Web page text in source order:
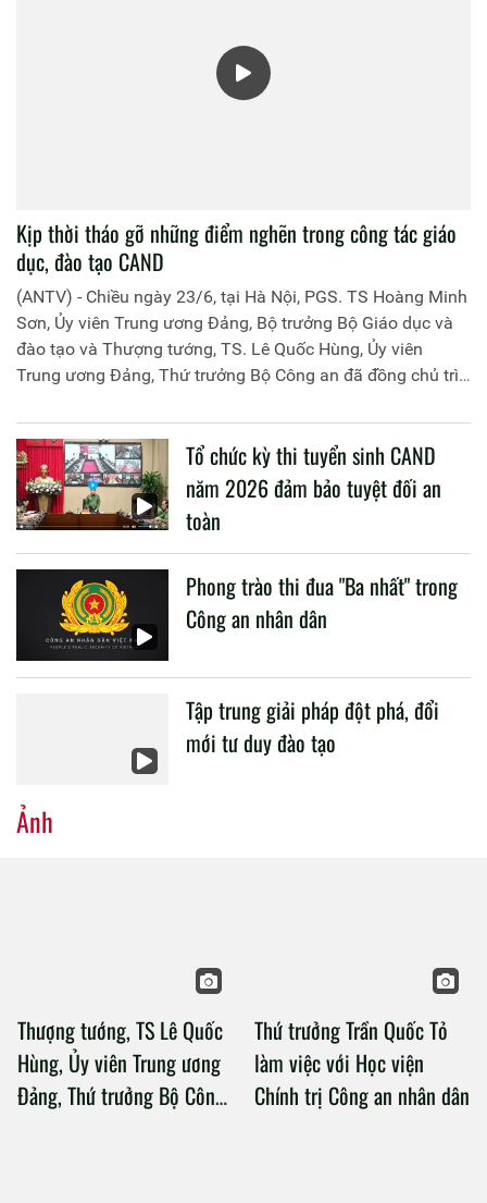
Kịp thời tháo gỡ những điểm nghẽn trong công tác giáo
dục, đào tạo CAND
(ANTV) - Chiều ngày 23/6, tại Hà Nội, PGS. TS Hoàng Minh
Sơn, Ủy viên Trung ương Đảng, Bộ trưởng Bộ Giáo dục và
đào tạo và Thượng tướng, TS. Lê Quốc Hùng, Ủy viên
Trung ương Đảng, Thứ trưởng Bộ Công an đã đồng chủ trì
liên quan đến công tác giáo dục và đào tạo của lực lượng
CAND.
Tổ chức kỳ thi tuyển sinh CAND
năm 2026 đảm bảo tuyệt đối an
toàn
Phong trào thi đua "Ba nhất" trong
Công an nhân dân
Tập trung giải pháp đột phá, đổi
mới tư duy đào tạo
Ảnh
Thượng tướng, TS Lê Quốc
Hùng, Ủy viên Trung ương
Đảng, Thứ trưởng Bộ Công
Thứ trưởng Trần Quốc Tỏ
làm việc với Học viện
Chính trị Công an nhân dân